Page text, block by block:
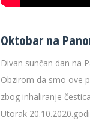
Oktobar na
Divan sunčan dan na
Obzirom da smo ove
zbog inhaliranje
Utorak